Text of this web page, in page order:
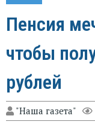
Пенсия
чтобы
рублей
"Наша газета"